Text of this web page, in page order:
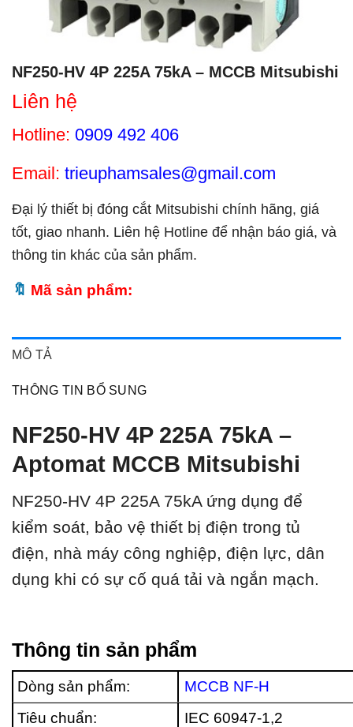
NF250-HV 4P 225A 75kA – MCCB Mitsubishi
Liên hệ
Hotline: 0909 492 406
Email: trieuphamsales@gmail.com
Đại lý thiết bị đóng cắt Mitsubishi chính hãng, giá
tốt, giao nhanh. Liên hệ Hotline để nhận báo giá, và
thông tin khác của sản phẩm.
Mã sản phẩm:
MÔ TẢ
THÔNG TIN BỔ SUNG
NF250-HV 4P 225A 75kA –
Aptomat MCCB Mitsubishi
NF250-HV 4P 225A 75kA ứng dụng để
kiểm soát, bảo vệ thiết bị điện trong tủ
điện, nhà máy công nghiệp, điện lực, dân
dụng khi có sự cố quá tải và ngắn mạch.
Thông tin sản phẩm
Dòng sản phẩm:
MCCB NF-H
Tiêu chuẩn:
IEC 60947-1,2